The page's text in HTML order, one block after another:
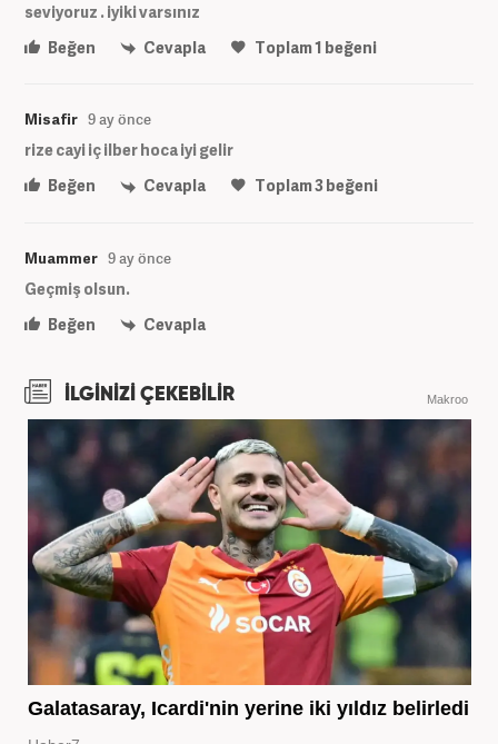
seviyoruz . iyiki varsınız
Beğen
Cevapla Toplam1 beğeni
Misafir 9 ay önce
rize cayi iç ilber hoca iyi gelir
Beğen
Cevapla Toplam3beğeni
Muammer 9 ay önce
Geçmiş olsun.
Beğen
Cevapla
İLGİNİZİ ÇEKEBİLİR Makroo
Galatasaray, Icardi'nin yerine iki yıldız belirledi